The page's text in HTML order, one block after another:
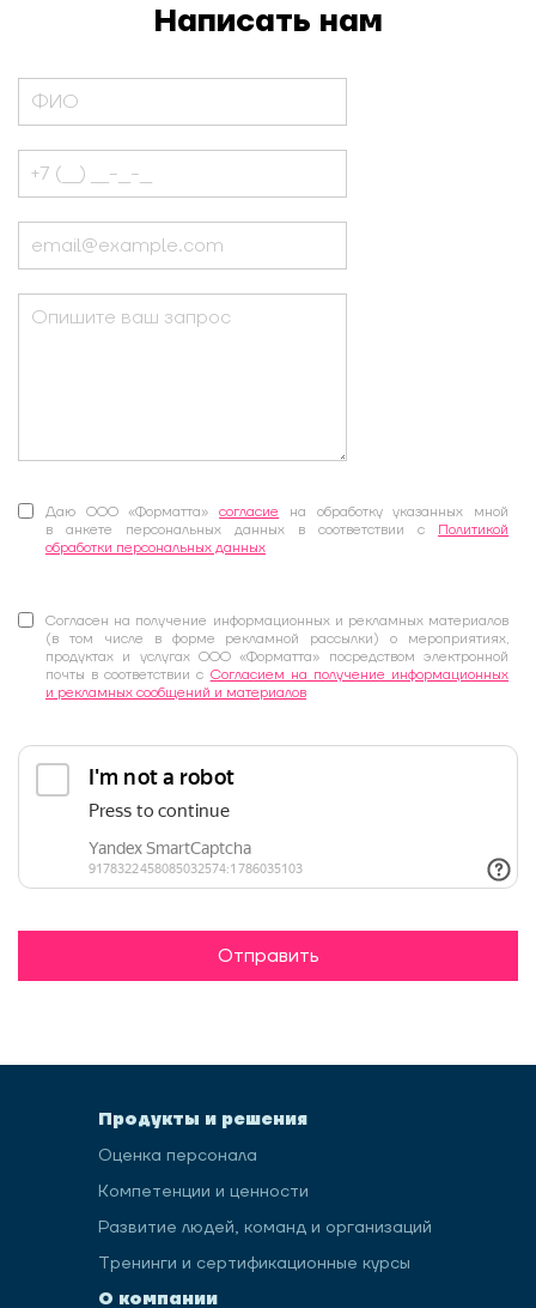
Когда трансформация
начинается с людей: кейс
компании
Как за 2 часа найти гэпы в
оценки
Прозрачные карьерные треки для
Как подобрать
персонализированную программу
обучения для большого
количества сотрудников
Написать нам
Даю ООО «Форматта»согласие на обработку указанных мной
в анкете персональных данных в соответствии с Политикой
обработки персональных данных
Согласен на получение информационных и рекламных материалов
(в том числе в форме рекламной рассылки) о мероприятиях,
продуктах и услугах ООО «Форматта» посредством электронной
почты в соответствии с Согласием на получение информационных
и рекламных сообщений и материалов
Отправить
Продукты и решения
Оценка персонала
Компетенции и ценности
Развитие людей, команд и организаций
Тренинги и сертификационные курсы
О компании